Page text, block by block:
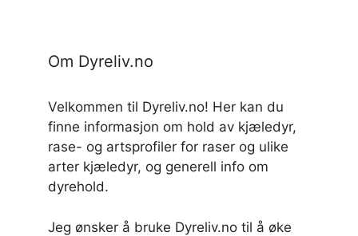
Om Dyreliv.no
Velkommen til Dyreliv.no! Her kan du
finne informasjon om hold av kjæledyr,
rase- og artsprofiler for raser og ulike
arter kjæledyr, og generell info om
dyrehold.
Jeg ønsker å bruke Dyreliv.no til å øke